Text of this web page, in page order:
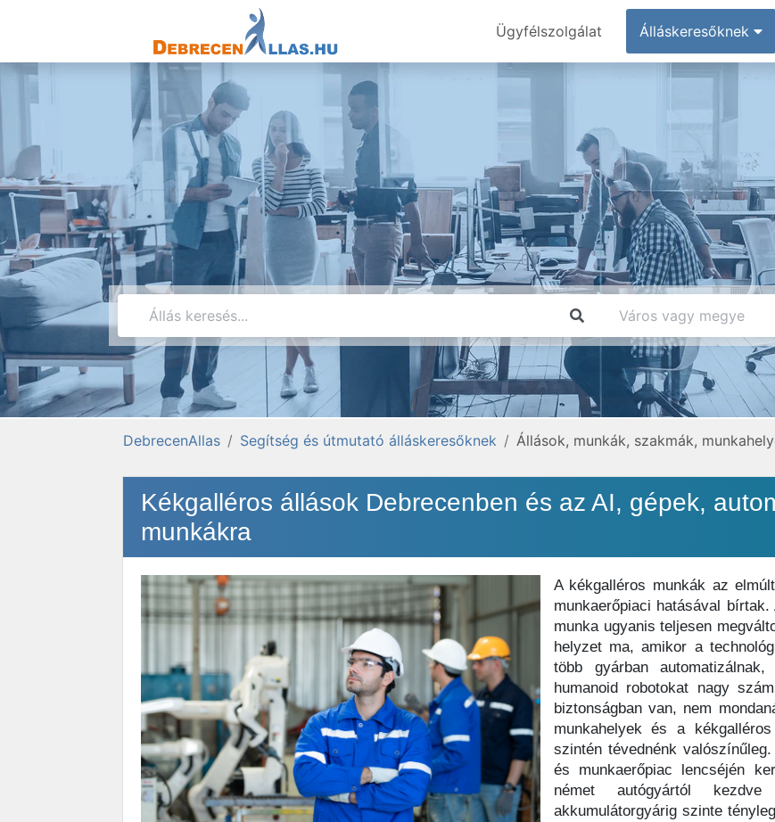
Ügyfélszolgálat Álláskeresőknek
DebrecenAllas Segítség és útmutató álláskeresőknek Állások, munkák, szakmák,
Kékgalléros állások Debrecenben és az AI, gépek,
munkákra
A kékgalléros munkák az
munkaerőpiaci hatásával
munka ugyanis teljesen
helyzet ma, amikor a
több gyárban
humanoid robotokat nagy
biztonságban van, nem
munkahelyek és a
szintén tévednénk
és munkaerőpiac lencséjén
német autógyártól
akkumulátorgyárig szinte